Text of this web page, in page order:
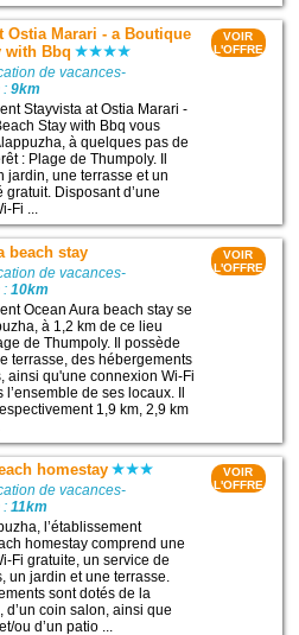
Ostia Marari - a Boutique
with Bbq
de vacances-
:9km
Stayvista at Ostia Marari -
Stay with Bbq vous
à quelques pas de
: Plage de Thumpoly. Il
jardin, une terrasse et un
gratuit. Disposant d’une
Fi ...
VOIR
L'OFFRE
beach stay
de vacances-
:10km
Ocean Aura beach stay se
à 1,2 km de ce lieu
de Thumpoly. Il possède
terrasse, des hébergements
ainsi qu'une connexion Wi-Fi
de ses locaux. Il
1,9 km, 2,9 km
VOIR
L'OFFRE
homestay
de vacances-
:11km
l’établissement
homestay comprend une
Fi gratuite, un service de
un jardin et une terrasse.
sont dotés de la
d’un coin salon, ainsi que
ou d’un patio ...
VOIR
L'OFFRE